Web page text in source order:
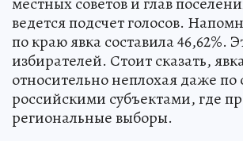
ведется подсчет голосов.
по краю явка составила 46,62%.
избирателей. Стоит сказать,
относительно неплохая даже
российскими субъектами, где
региональные выборы.